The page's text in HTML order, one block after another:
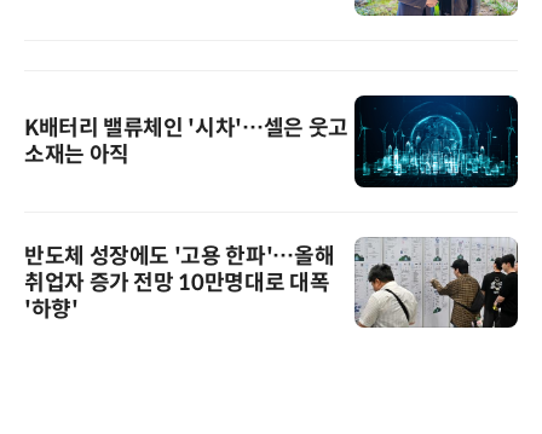
K배터리 밸류체인 '시차'…셀은 웃고
소재는 아직
반도체 성장에도 '고용 한파'…올해
취업자 증가 전망 10만명대로 대폭
'하향'